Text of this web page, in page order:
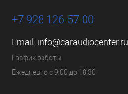
+7 928 126-57-00
Email: info@caraudiocenter.ru
График работы
Ежедневно с 9:00 до 18:30